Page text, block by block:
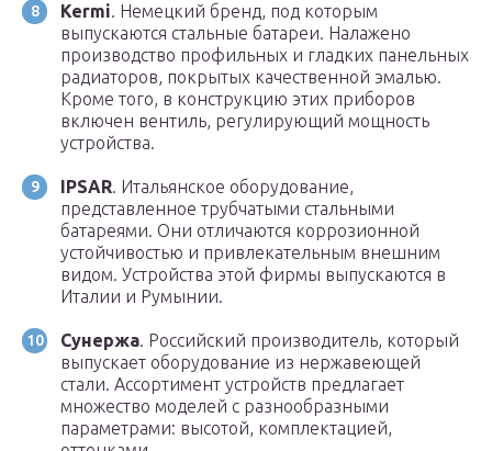
Kermi. Немецкий бренд, под которым
выпускаются стальные батареи. Налажено
производство профильных и гладких панельных
радиаторов, покрытых качественной эмалью.
Кроме того, в конструкцию этих приборов
включен вентиль, регулирующий мощность
устройства.
IPSAR. Итальянское оборудование,
представленное трубчатыми стальными
батареями. Они отличаются коррозионной
устойчивостью и привлекательным внешним
видом. Устройства этой фирмы выпускаются в
Италии и Румынии.
Сунержа. Российский производитель, который
выпускает оборудование из нержавеющей
стали. Ассортимент устройств предлагает
множество моделей с разнообразными
параметрами: высотой, комплектацией,